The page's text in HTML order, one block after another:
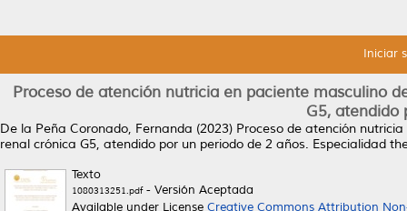
Iniciar
Proceso de atención nutricia en paciente masculino
G5, atendido
De la Peña Coronado, Fernanda (2023) Proceso de atención
renal crónica G5, atendido por un periodo de 2 años. Especialidad
Texto
1080313251.pdf- Versión Aceptada
Available under License Creative Commons Attribution